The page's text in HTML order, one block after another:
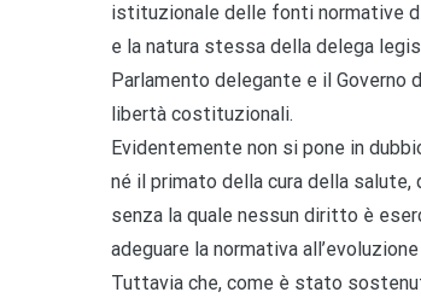
istituzionale delle fonti normative
e la natura stessa della delega
Parlamento delegante e il Governo
libertà costituzionali.
Evidentemente non si pone in
né il primato della cura della
senza la quale nessun diritto è
adeguare la normativa
Tuttavia che, come è stato